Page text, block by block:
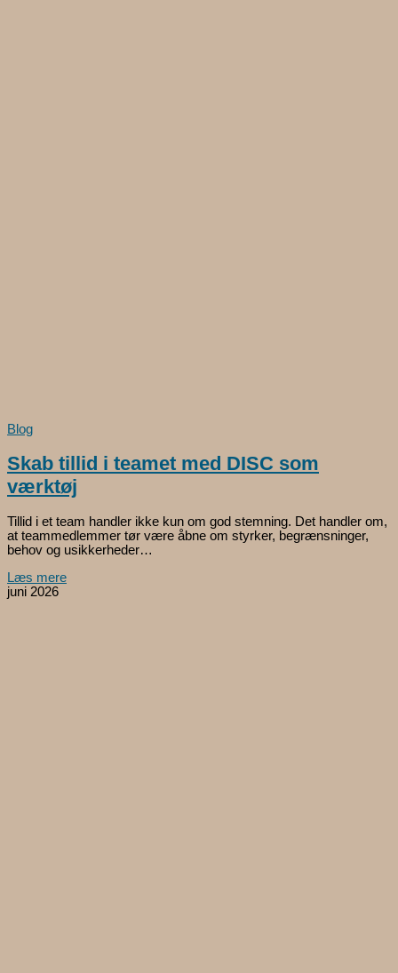
Blog
Skab tillid i teamet med DISC som
værktøj
Tillid i et team handler ikke kun om god stemning. Det handler om,
at teammedlemmer tør være åbne om styrker, begrænsninger,
behov og usikkerheder…
Læs mere
juni 2026